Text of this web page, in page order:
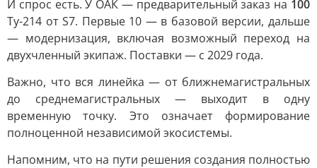
И спрос есть. У ОАК — предварительный заказ на 100
Ту-214 от S7. Первые 10 — в базовой версии, дальше
— модернизация, включая возможный переход на
двухчленный экипаж. Поставки — с 2029 года.
Важно, что вся линейка — от ближнемагистральных
до среднемагистральных — выходит в одну
временную точку. Это означает формирование
полноценной независимой экосистемы.
Напомним, что на пути решения создания полностью